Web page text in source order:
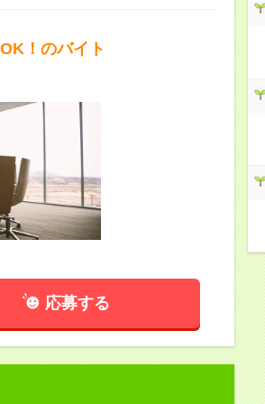
！のバイト
応募する